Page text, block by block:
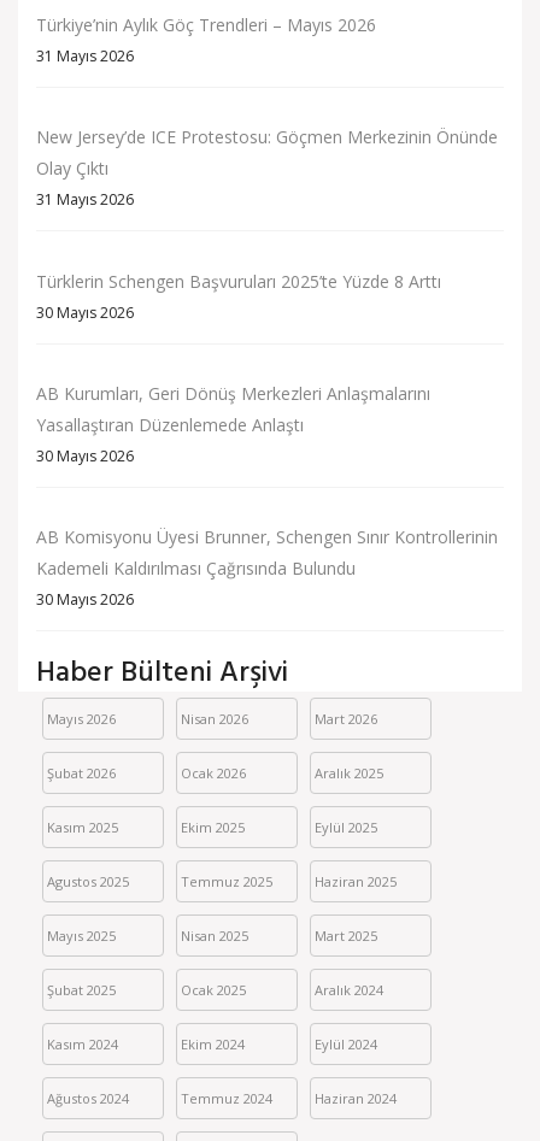
Türkiye’nin Aylık Göç Trendleri – Mayıs 2026
31 Mayıs 2026
New Jersey’de ICE Protestosu: Göçmen Merkezinin Önünde
Olay Çıktı
31 Mayıs 2026
Türklerin Schengen Başvuruları 2025’te Yüzde 8 Arttı
30 Mayıs 2026
AB Kurumları, Geri Dönüş Merkezleri Anlaşmalarını
Yasallaştıran Düzenlemede Anlaştı
30 Mayıs 2026
AB Komisyonu Üyesi Brunner, Schengen Sınır Kontrollerinin
Kademeli Kaldırılması Çağrısında Bulundu
30 Mayıs 2026
Haber Bülteni Arşivi
Mayıs 2026 Nisan 2026 Mart 2026
Şubat 2026 Ocak 2026 Aralık 2025
Kasım 2025 Ekim 2025 Eylül 2025
Agustos 2025 Temmuz 2025 Haziran 2025
Mayıs 2025 Nisan 2025 Mart 2025
Şubat 2025 Ocak 2025 Aralık 2024
Kasım 2024 Ekim 2024 Eylül 2024
Ağustos 2024 Temmuz 2024 Haziran 2024